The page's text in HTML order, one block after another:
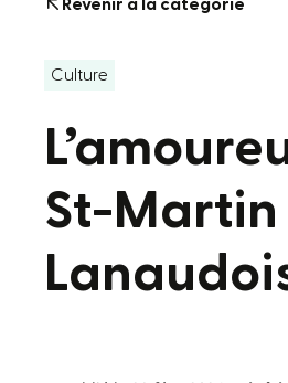
Revenir à la catégorie
Culture
St-Martin